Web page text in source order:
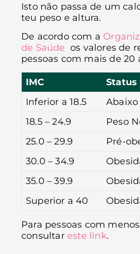
Isto não passa de um
teu peso e altura.
De acordo com a
de Saúde os valores de
pessoas com mais de 20
IMC
Status
Inferior a 18.5
18.5 – 24.9
Peso
25.0 – 29.9
Pré-
30.0 – 34.9
35.0 – 39.9
Superior a 40
Para pessoas com
consultar este link.